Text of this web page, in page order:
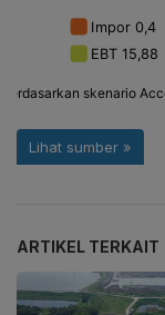
ARTIKEL TERKAIT